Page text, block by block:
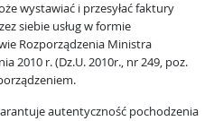
wystawiać i przesyłać faktury
siebie usług w formie
Rozporządzenia Ministra
2010 r. (Dz.U. 2010r., nr 249, poz.
autentyczność pochodzenia